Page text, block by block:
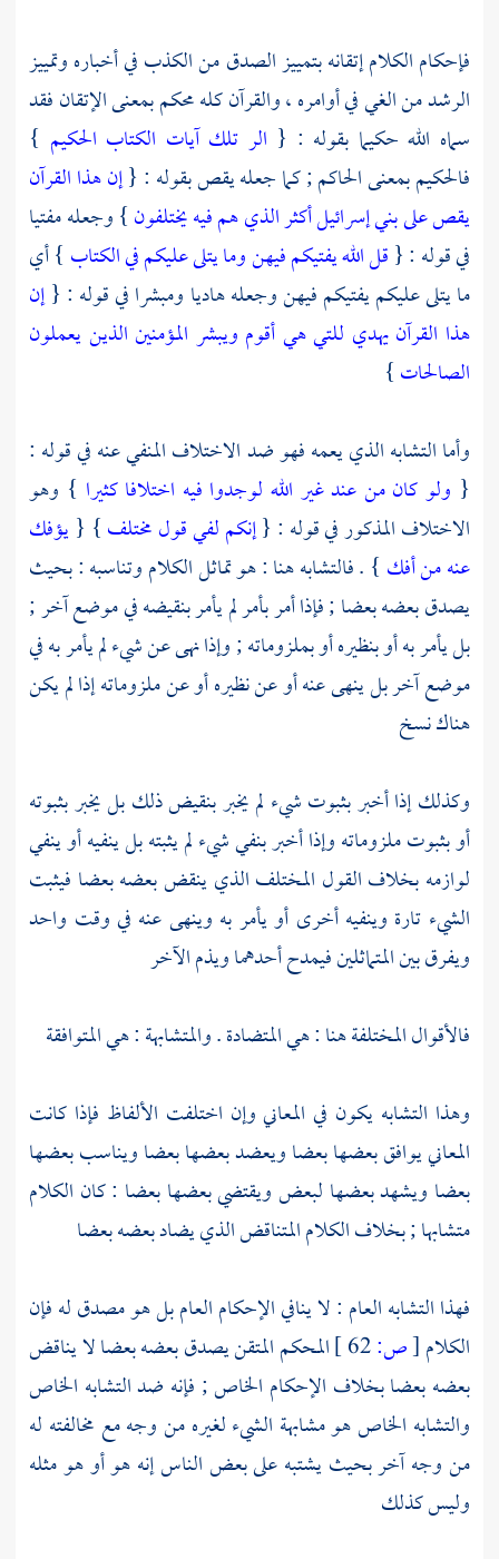
فإحكام الكلام إتقانه بتمييز الصدق من الكذب في أخباره وتمييز
الرشد من الغي في أوامره ، والقرآن كله محكم بمعنى الإتقان فقد
سماه الله حكيما بقوله : { الر تلك آيات الكتاب الحكيم }
فالحكيم بمعنى الحاكم ; كما جعله يقص بقوله : {إن هذا القرآن
يقص على بني إسرائيل أكثر الذي هم فيه يختلفون} وجعله مفتيا
في قوله : {قل الله يفتيكم فيهن وما يتلى عليكم في الكتاب } أي
ما يتلى عليكم يفتيكم فيهن وجعله هاديا ومبشرا في قوله : {إن
هذا القرآن يهدي للتي هي أقوم ويبشر المؤمنين الذين يعملون
الصالحات}
وأما التشابه الذي يعمه فهو ضد الاختلاف المنفي عنه في قوله :
{ ولو كان من عند غير الله لوجدوا فيه اختلافا كثيرا } وهو
الاختلاف المذكور في قوله : {إنكم لفي قول مختلف} {يؤفك
عنه من أفك } . فالتشابه هنا : هو تماثل الكلام وتناسبه : بحيث
يصدق بعضه بعضا ; فإذا أمر بأمر لم يأمر بنقيضه في موضع آخر ;
بل يأمر به أو بنظيره أو بملزوماته ; وإذا نهى عن شيء لم يأمر به في
موضع آخر بل ينهى عنه أو عن نظيره أو عن ملزوماته إذا لم يكن
هناك نسخ
وكذلك إذا أخبر بثبوت شيء لم يخبر بنقيض ذلك بل يخبر بثبوته
أو بثبوت ملزوماته وإذا أخبر بنفي شيء لم يثبته بل ينفيه أو ينفي
لوازمه بخلاف القول المختلف الذي ينقض بعضه بعضا فيثبت
الشيء تارة وينفيه أخرى أو يأمر به وينهى عنه في وقت واحد
ويفرق بين المتماثلين فيمدح أحدهما ويذم الآخر
فالأقوال المختلفة هنا : هي المتضادة . والمتشابهة : هي المتوافقة
وهذا التشابه يكون في المعاني وإن اختلفت الألفاظ فإذا كانت
المعاني يوافق بعضها بعضا ويعضد بعضها بعضا ويناسب بعضها
بعضا ويشهد بعضها لبعض ويقتضي بعضها بعضا : كان الكلام
متشابها ; بخلاف الكلام المتناقض الذي يضاد بعضه بعضا
فهذا التشابه العام : لا ينافي الإحكام العام بل هو مصدق له فإن
الكلام[ص:
المحكم المتقن يصدق بعضه بعضا لا يناقض
بعضه بعضا بخلاف الإحكام الخاص ; فإنه ضد التشابه الخاص
والتشابه الخاص هو مشابهة الشيء لغيره من وجه مع مخالفته له
من وجه آخر بحيث يشتبه على بعض الناس إنه هو أو هو مثله
وليس كذلك